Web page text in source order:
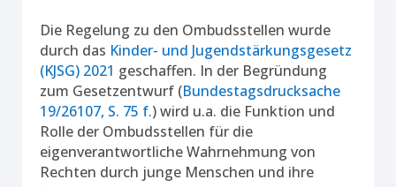
Die Regelung zu den Ombudsstellen wurde
durch das Kinder- und Jugendstärkungsgesetz
(KJSG) 2021 geschaffen. In der Begründung
zum Gesetzentwurf (Bundestagsdrucksache
19/26107, S. 75 f.) wird u.a. die Funktion und
Rolle der Ombudsstellen für die
eigenverantwortliche Wahrnehmung von
Rechten durch junge Menschen und ihre